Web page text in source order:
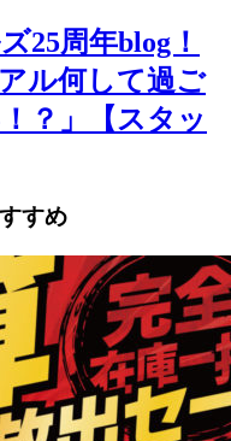
25周年blog！
ル何して過ご
？」【スタッ
すめ